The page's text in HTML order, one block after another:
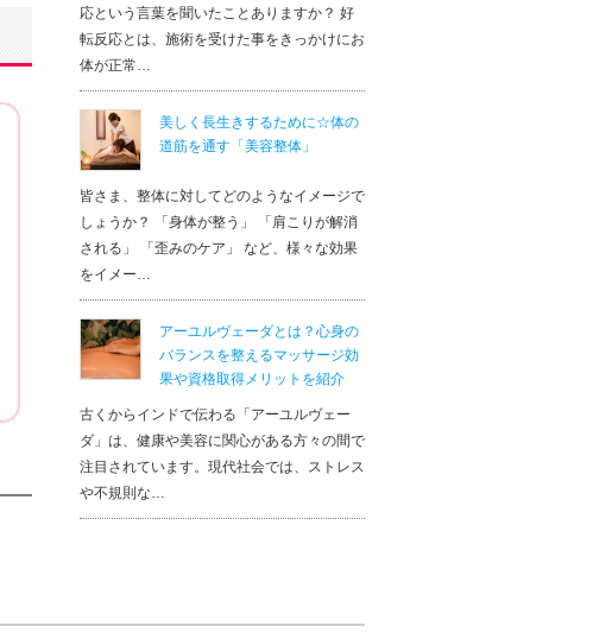
5.00
投稿日：2022/04/14
容には興味があり勉強して資
る機会がなく。。 RHKトー
も親切に資格取得までサポー
受講カテゴリ：
コメント
応という言葉を聞いたことありますか？ 好
転反応とは、施術を受けた事をきっかけにお
体が正常…
美しく長生きするために☆体の
道筋を通す「美容整体」
皆さま、整体に対してどのようなイメージで
しょうか？ 「身体が整う」 「肩こりが解消
される」 「歪みのケア」 など、様々な効果
をイメー…
アーユルヴェーダとは？心身の
バランスを整えるマッサージ効
果や資格取得メリットを紹介
古くからインドで伝わる「アーユルヴェー
ダ」は、健康や美容に関心がある方々の間で
注目されています。現代社会では、ストレス
や不規則な…